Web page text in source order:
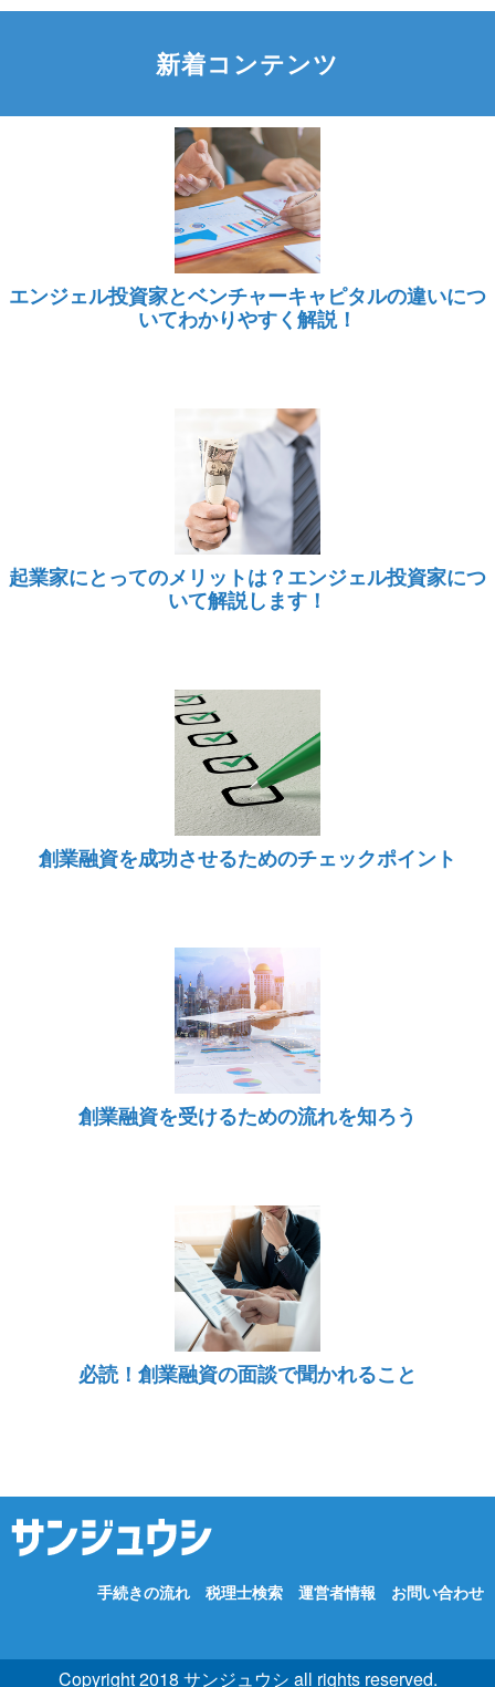
新着コンテンツ
エンジェル投資家とベンチャーキャピタルの違いにつ
いてわかりやすく解説！
起業家にとってのメリットは？エンジェル投資家につ
いて解説します！
創業融資を成功させるためのチェックポイント
創業融資を受けるための流れを知ろう
必読！創業融資の面談で聞かれること
手続きの流れ 税理士検索 運営者情報 お問い合わせ
Copyright 2018 サンジュウシ all rights reserved.